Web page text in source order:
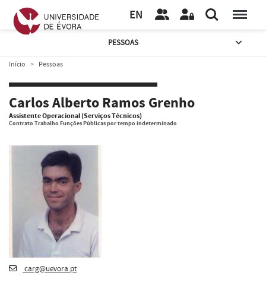
EN
PESSOAS
Início Pessoas
Carlos Alberto Ramos Grenho
Assistente Operacional (Serviços Técnicos)
Contrato Trabalho Funções Públicas por tempo indeterminado
carg@uevora.pt